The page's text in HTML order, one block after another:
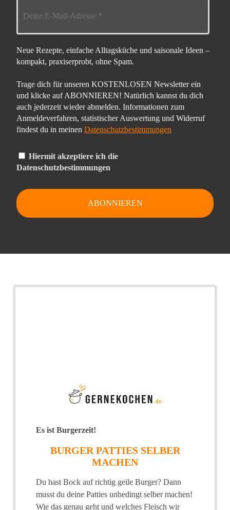
Neue Rezepte, einfache Alltagsküche und saisonale Ideen –
kompakt, praxiserprobt, ohne Spam.
Trage dich für unseren KOSTENLOSEN Newsletter ein
und klicke auf ABONNIEREN! Natürlich kannst du dich
auch jederzeit wieder abmelden. Informationen zum
Anmeldeverfahren, statistischer Auswertung und Widerruf
findest du in meinenDatenschutzbestimmungen
Hiermit akzeptiere ich die
Datenschutzbestimmungen
Es ist Burgerzeit!
BURGER PATTIES SELBER
MACHEN
Du hast Bock auf richtig geile Burger? Dann
musst du deine Patties unbedingt selber machen!
Wie das genau geht und welches Fleisch wir